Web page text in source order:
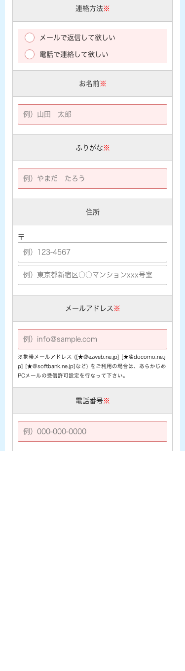
連絡方法※
メールで返信して欲しい
電話で連絡して欲しい
お名前※
ふりがな ※
住所
〒
メールアドレス ※
※携帯メールアドレス ([★@ezweb.ne.jp] [★@docomo.ne.j
p] [★@softbank.ne.jp]など) をご利用の場合は、あらかじめ
PCメールの受信許可設定を行なって下さい。
電話番号※